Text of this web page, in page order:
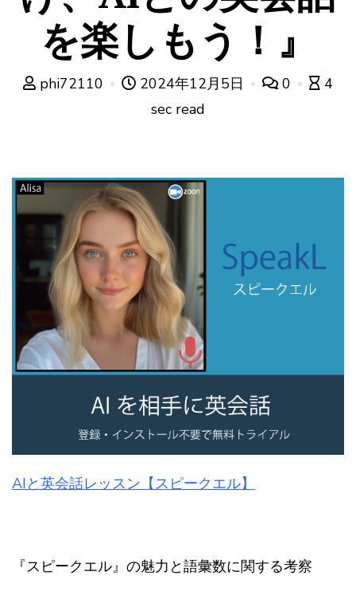
を楽しもう！』
phi72110 2024年12月5日 0
4
sec read
AIと英会話レッスン【スピークエル】
『スピークエル』の魅力と語彙数に関する考察